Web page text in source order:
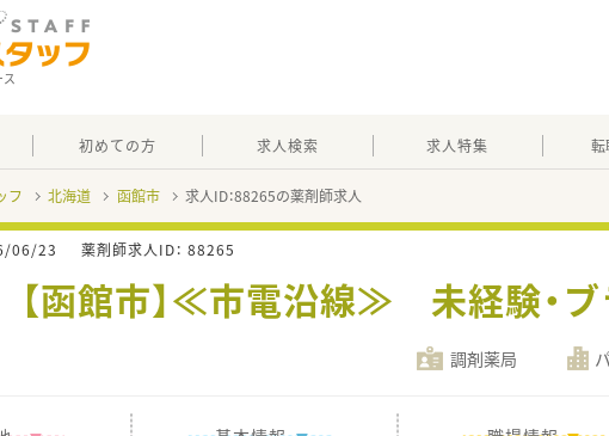
初めての方 求人検索 求人特集 転
フ 北海道 函館市 求人ID：88265の薬剤師求人
06/23 薬剤師求人ID： 88265
【函館市】≪市電沿線≫ 未経験・ブ
調剤薬局